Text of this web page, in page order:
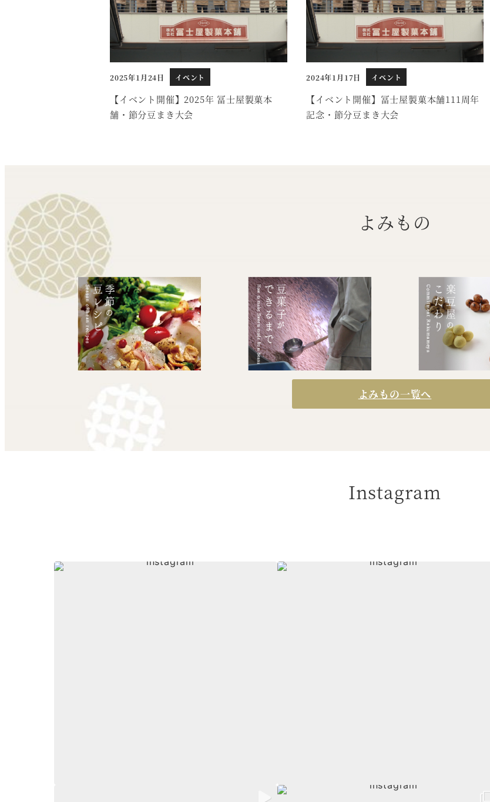
【イベント開催】2025年 冨士屋製菓本
舗・節分豆まき大会
投稿日
2025年1月24日 イベント
【イベント開催】冨士屋製菓本舗111周年
記念・節分豆まき大会
投稿日
2024年1月17日 イベント
よみもの
よみもの一覧へ
Instagram